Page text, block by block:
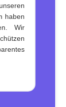
haben
Wir